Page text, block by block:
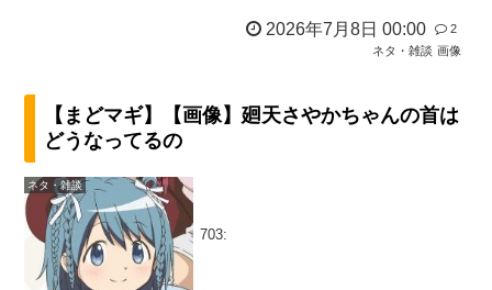
2026年7月8日 00:00
2
ネタ・雑談 画像
【まどマギ】【画像】廻天さやかちゃんの首は
どうなってるの
ネタ・雑談
703: